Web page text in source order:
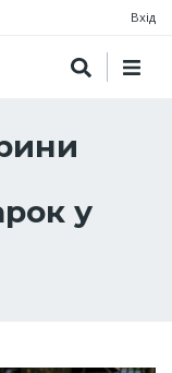
Вхід
у